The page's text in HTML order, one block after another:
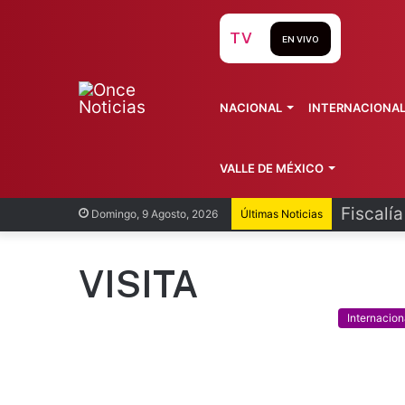
Domingo, 9 Agosto, 2026 Últimas Noticias
TV EN VIVO
NACIONAL INTERNACIONAL
VALLE DE MÉXICO
VISITA